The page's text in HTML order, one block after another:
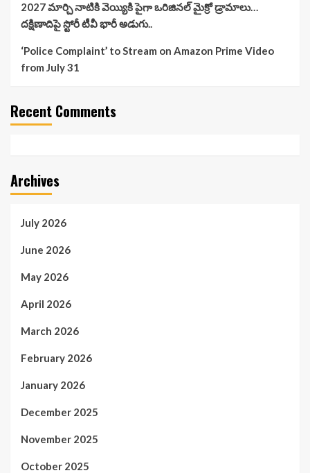
2027 మార్చి నాటికి వెయ్యికి పైగా ఒరిజినల్ మైక్రో డ్రామాలు…
దక్షిణాదిపై స్టోరీ టీవీ భారీ అడుగు..
‘Police Complaint’ to Stream on Amazon Prime Video
from July 31
Recent Comments
Archives
July 2026
June 2026
May 2026
April 2026
March 2026
February 2026
January 2026
December 2025
November 2025
October 2025